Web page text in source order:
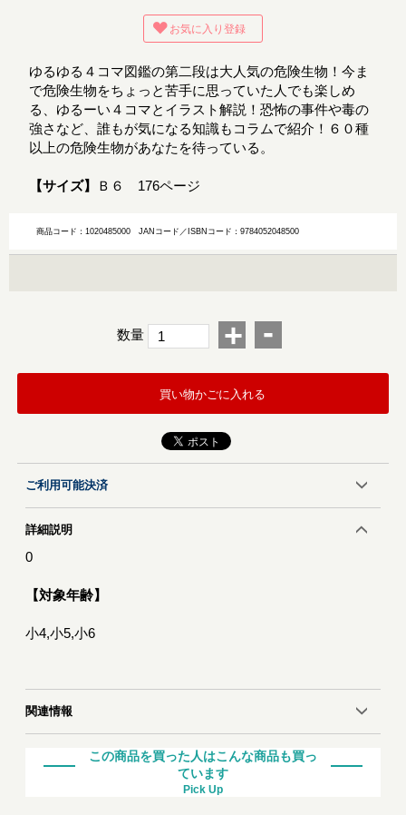
お気に入り登録
ゆるゆる４コマ図鑑の第二段は大人気の危険生物！今ま
で危険生物をちょっと苦手に思っていた人でも楽しめ
る、ゆるーい４コマとイラスト解説！恐怖の事件や毒の
強さなど、誰もが気になる知識もコラムで紹介！６０種
以上の危険生物があなたを待っている。
【サイズ】 Ｂ６ 176ページ
商品コード：1020485000JANコード／ISBNコード：9784052048500
数量 + -
買い物かごに入れる
ご利用可能決済
詳細説明
0
【対象年齢】
小4,小5,小6
関連情報
この商品を買った人はこんな商品も買っ
ています
Pick Up